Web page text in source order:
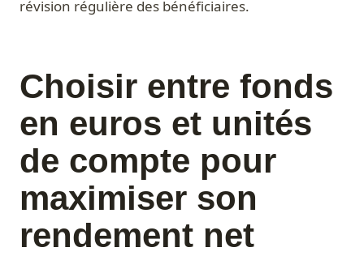
révision régulière des bénéficiaires.
Choisir entre fonds
en euros et unités
de compte pour
maximiser son
rendement net